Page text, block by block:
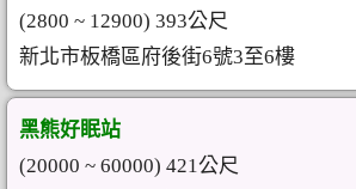
(2800 ~ 12900) 393公尺
新北市板橋區府後街6號3至6樓
黑熊好眠站
(20000 ~ 60000) 421公尺